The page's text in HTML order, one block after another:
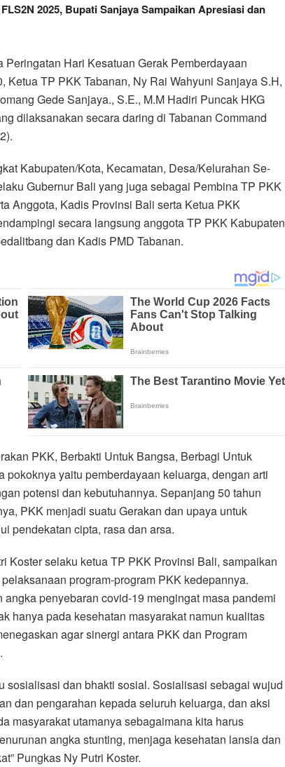
2025, Bupati Sanjaya Sampaikan Apresiasi dan
Peringatan Hari Kesatuan Gerak Pemberdayaan
TP PKK Tabanan, Ny Rai Wahyuni Sanjaya S.H,
Gede Sanjaya., S.E., M.M Hadiri Puncak HKG
dilaksanakan secara daring di Tabanan Command
Kabupaten/Kota, Kecamatan, Desa/Kelurahan Se-
Gubernur Bali yang juga sebagai Pembina TP PKK
Anggota, Kadis Provinsi Bali serta Ketua PKK
secara langsung anggota TP PKK Kabupaten
dan Kadis PMD Tabanan.
PKK, Berbakti Untuk Bangsa, Berbagi Untuk
yaitu pemberdayaan keluarga, dengan arti
potensi dan kebutuhannya. Sepanjang 50 tahun
PKK menjadi suatu Gerakan dan upaya untuk
pendekatan cipta, rasa dan arsa.
Koster selaku ketua TP PKK Provinsi Bali, sampaikan
program-program PKK kedepannya.
penyebaran covid-19 mengingat masa pandemi
hanya pada kesehatan masyarakat namun kualitas
agar sinergi antara PKK dan Program
sosialisasi dan bhakti sosial. Sosialisasi sebagai wujud
dan pengarahan kepada seluruh keluarga, dan aksi
masyarakat utamanya sebagaimana kita harus
angka stunting, menjaga kesehatan lansia dan
Pungkas Ny Putri Koster.